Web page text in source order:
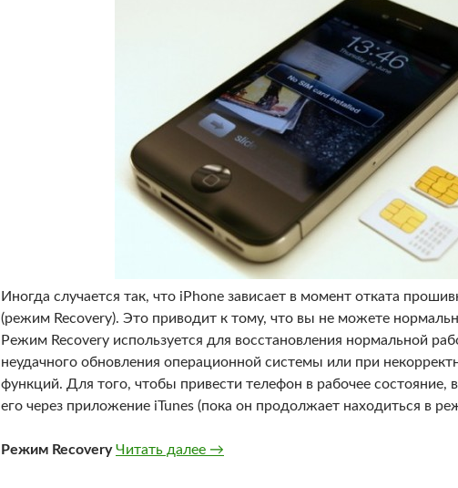
Иногда случается так, что iPhone зависает в момент отката
(режим Recovery). Это приводит к тому, что вы не можете
Режим Recovery используется для восстановления нормальной
неудачного обновления операционной системы или при
функций. Для того, чтобы привести телефон в рабочее состояние,
его через приложение iTunes (пока он продолжает находиться в
Режим Recovery Читать далее Что делать, если iPhone завис в
→